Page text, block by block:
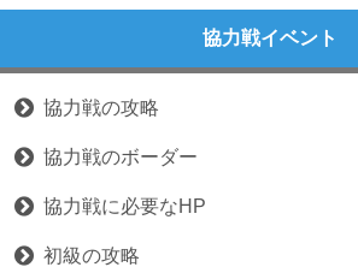
協力戦イベント
協力戦の攻略
協力戦のボーダー
協力戦に必要なHP
初級の攻略